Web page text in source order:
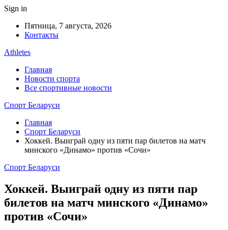
Sign in
Пятница, 7 августа, 2026
Контакты
Athletes
Главная
Новости спорта
Все спортивные новости
Спорт Беларуси
Главная
Спорт Беларуси
Хоккей. Выиграй одну из пяти пар билетов на матч
минского «Динамо» против «Сочи»
Спорт Беларуси
Хоккей. Выиграй одну из пяти пар
билетов на матч минского «Динамо»
против «Сочи»